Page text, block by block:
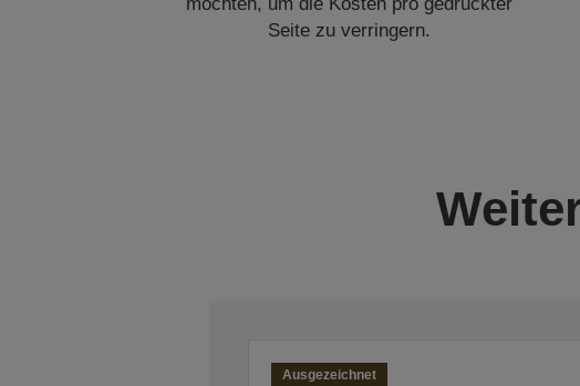
Seite zu verringern.
Ausgezeichnet